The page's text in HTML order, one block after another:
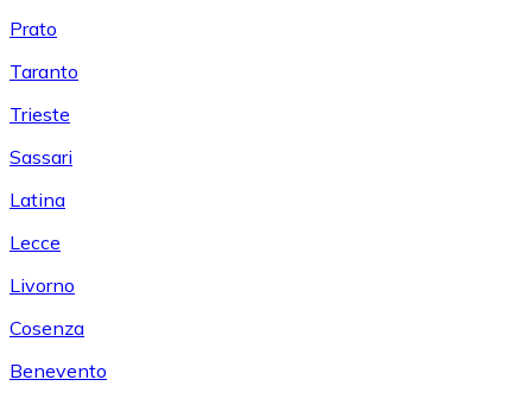
Prato
Taranto
Trieste
Sassari
Latina
Lecce
Livorno
Cosenza
Benevento